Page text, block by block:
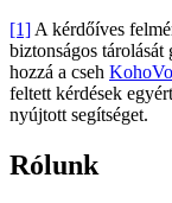
[1] A kérdőíves
biztonságos
hozzá a cseh
feltett kérdések
nyújtott segítséget.
Rólunk